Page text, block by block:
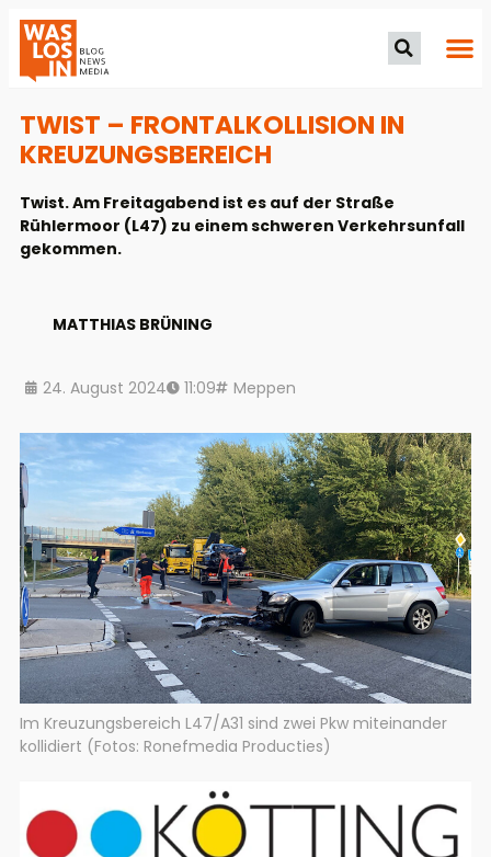
TWIST – FRONTALKOLLISION IN
KREUZUNGSBEREICH
Twist. Am Freitagabend ist es auf der Straße
Rühlermoor (L47) zu einem schweren Verkehrsunfall
gekommen.
MATTHIAS BRÜNING
24. August 2024 11:09 Meppen
Im Kreuzungsbereich L47/A31 sind zwei Pkw miteinander
kollidiert (Fotos: Ronefmedia Producties)